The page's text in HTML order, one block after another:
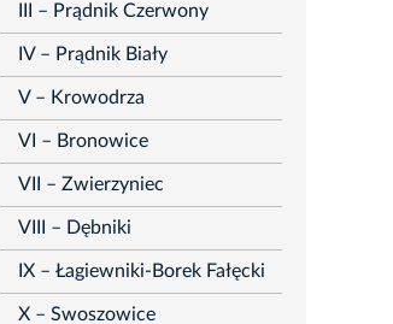
III – Prądnik Czerwony
IV – Prądnik Biały
V – Krowodrza
VI – Bronowice
VII – Zwierzyniec
VIII – Dębniki
IX – Łagiewniki-Borek Fałęcki
X – Swoszowice